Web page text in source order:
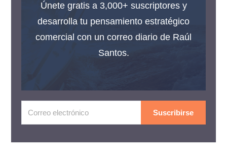
Únete gratis a 3,000+ suscriptores y
desarrolla tu pensamiento estratégico
comercial con un correo diario de Raúl
Santos.
Suscribirse